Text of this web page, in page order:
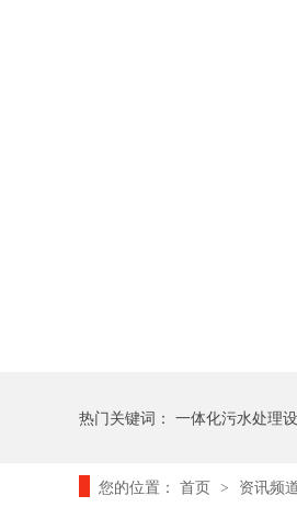
热门关键词： 一体化污水处理
您的位置： 首页 > 资讯频